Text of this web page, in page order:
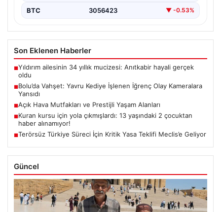
BTC 3056423 ▼ -0.53%
Son Eklenen Haberler
■Yıldırım ailesinin 34 yıllık mucizesi: Anıtkabir hayali gerçek
oldu
■Bolu’da Vahşet: Yavru Kediye İşlenen İğrenç Olay Kameralara
Yansıdı
■Açık Hava Mutfakları ve Prestijli Yaşam Alanları
■Kuran kursu için yola çıkmışlardı: 13 yaşındaki 2 çocuktan
haber alınamıyor!
■Terörsüz Türkiye Süreci İçin Kritik Yasa Teklifi Meclis’e Geliyor
Güncel